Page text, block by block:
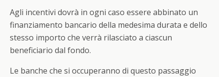
Agli incentivi dovrà in ogni caso essere abbinato un
finanziamento bancario della medesima durata e dello
stesso importo che verrà rilasciato a ciascun
beneficiario dal fondo.
Le banche che si occuperanno di questo passaggio